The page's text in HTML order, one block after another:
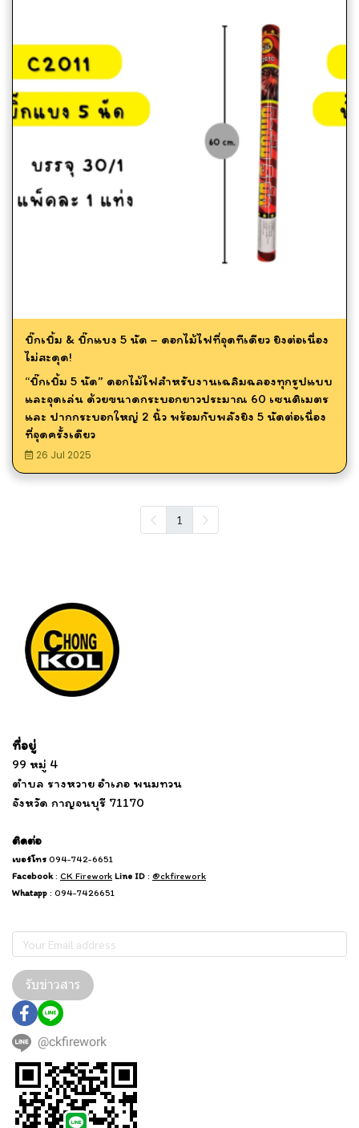
บิ๊กเบิ้ม & บิ๊กแบง 5 นัด – ดอกไม้ไฟที่จุดทีเดียว ยิงต่อเนื่อง
ไม่สะดุด!
“บิ๊กเบิ้ม 5 นัด” ดอกไม้ไฟสำหรับงานเฉลิมฉลองทุกรูปแบบ
และจุดเล่น ด้วยขนาดกระบอกยาวประมาณ 60 เซนติเมตร
และ ปากกระบอกใหญ่ 2 นิ้ว พร้อมกับพลังยิง 5 นัดต่อเนื่อง
ที่จุดครั้งเดียว
26 Jul 2025
1
ที่อยู่
99 หมู่ 4
ตำบล รางหวาย อำเภอ พนมทวน
จังหวัด กาญจนบุรี 71170
ติดต่อ
เบอร์โทร 094-742-6651
Facebook: CK Firework Line ID : @ckfirework
Whatapp : 094-7426651
รับข่าวสาร
@ckfirework